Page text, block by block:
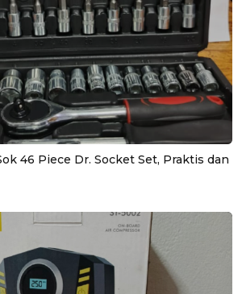
46 Piece Dr. Socket Set, Praktis dan